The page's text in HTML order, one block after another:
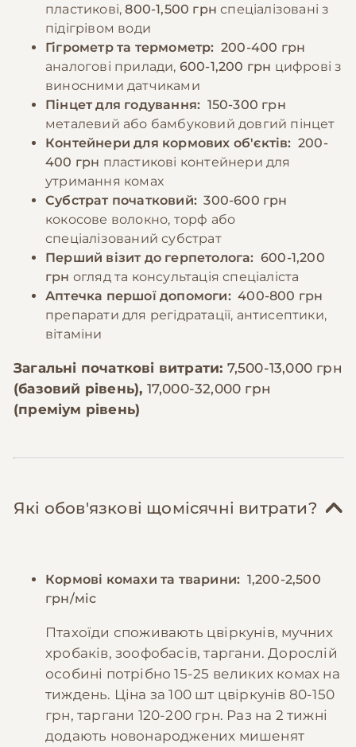
пластикові,800-1,500 грн спеціалізовані з
підігрівом води
Гігрометр та термометр: 200-400 грн
аналогові прилади, 600-1,200 грн цифрові з
виносними датчиками
Пінцет для годування: 150-300 грн
металевий або бамбуковий довгий пінцет
Контейнери для кормових об'єктів: 200-
400 грн пластикові контейнери для
утримання комах
Субстрат початковий: 300-600 грн
кокосове волокно, торф або
спеціалізований субстрат
Перший візит до герпетолога: 600-1,200
грн огляд та консультація спеціаліста
Аптечка першої допомоги: 400-800 грн
препарати для регідратації, антисептики,
вітаміни
Загальні початкові витрати: 7,500-13,000 грн
(базовий рівень), 17,000-32,000 грн
(преміум рівень)
Які обов'язкові щомісячні витрати?
Кормові комахи та тварини: 1,200-2,500
грн/міс
Птахоїди споживають цвіркунів, мучних
хробаків, зоофобасів, таргани. Дорослій
особині потрібно 15-25 великих комах на
тиждень. Ціна за 100 шт цвіркунів 80-150
грн, таргани 120-200 грн. Раз на 2 тижні
додають новонароджених мишенят